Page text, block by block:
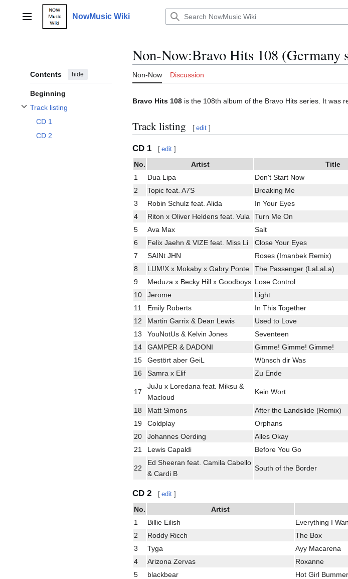
contentMain menu NowMusic Wiki
Contents hide
Beginning
Track listing
Toggle Track listing subsection
CD 1
CD 2
Non-Now:Bravo Hits 108 (Germany
Non-Now Discussion
Bravo Hits 108 is the 108th album of the Bravo Hits series. It was
Track listing [ edit ]
CD 1 [ edit ]
No. Artist Title
1
Dua Lipa Don't Start Now
2
Topic feat. A7S Breaking Me
3
Robin Schulz feat. Alida In Your Eyes
4
Riton x Oliver Heldens feat. Vula Turn Me On
5
Ava Max Salt
6
Felix Jaehn & VIZE feat. Miss Li Close Your Eyes
7
SAINt JHN Roses (Imanbek Remix)
8
LUM!X x Mokaby x Gabry Ponte The Passenger (LaLaLa)
9
Meduza x Becky Hill x Goodboys Lose Control
10
Jerome Light
11
Emily Roberts In This Together
12
Martin Garrix & Dean Lewis Used to Love
13
YouNotUs & Kelvin Jones Seventeen
14
GAMPER & DADONI Gimme! Gimme! Gimme!
15
Gestört aber GeiL Wünsch dir Was
16
Samra x Elif Zu Ende
17
JuJu x Loredana feat. Miksu &
Macloud
Kein Wort
18 Matt Simons After the Landslide (Remix)
19
Coldplay Orphans
20
Johannes Oerding Alles Okay
21
Lewis Capaldi Before You Go
22
Ed Sheeran feat. Camila Cabello
& Cardi B
South of the Border
CD 2 [ edit ]
No. Artist
1
Billie Eilish Everything I
2
Roddy Ricch The Box
3
Tyga Ayy Macarena
4
Arizona Zervas Roxanne
5
blackbear Hot Girl Bummer